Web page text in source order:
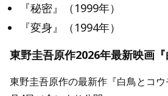
『秘密』（1999年）
『変身』（1994年）
東野圭吾原作2026年最新映画『
東野圭吾原作の最新作『白鳥とコ